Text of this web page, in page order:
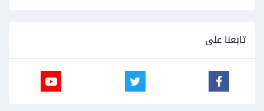
تابعنا على